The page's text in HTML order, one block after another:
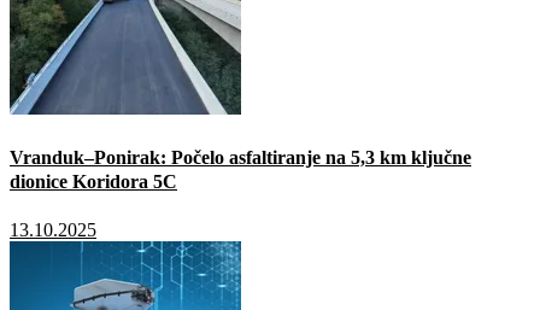
Vranduk–Ponirak: Počelo asfaltiranje na 5,3 km ključne
dionice Koridora 5C
13.10.2025